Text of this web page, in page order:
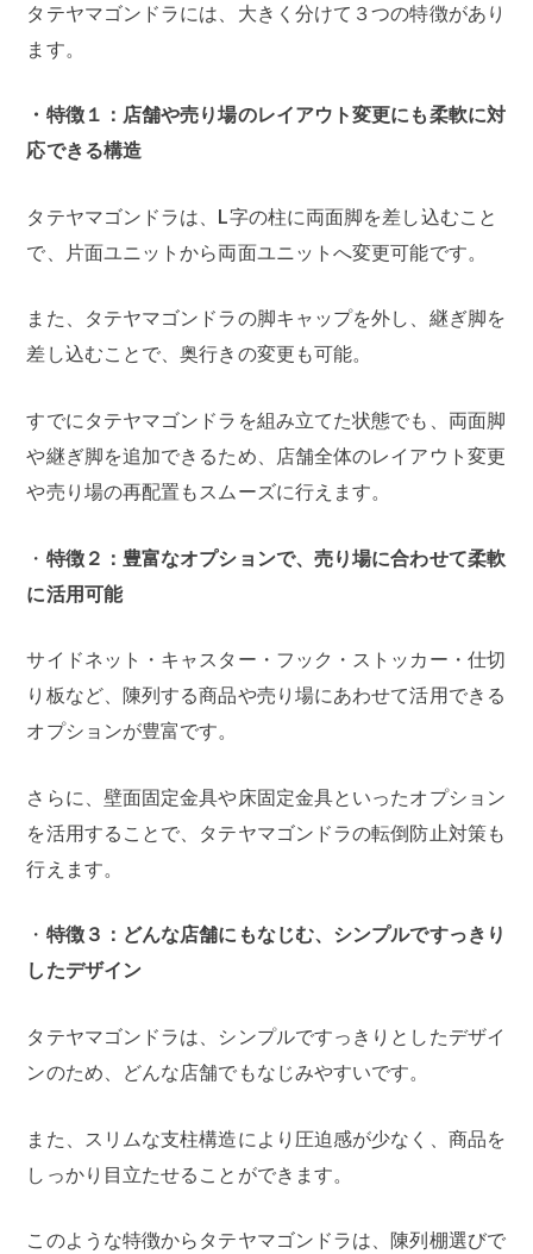
タテヤマゴンドラには、大きく分けて３つの特徴があり
ます。
・特徴１：店舗や売り場のレイアウト変更にも柔軟に対
応できる構造
タテヤマゴンドラは、L字の柱に両面脚を差し込むこと
で、片面ユニットから両面ユニットへ変更可能です。
また、タテヤマゴンドラの脚キャップを外し、継ぎ脚を
差し込むことで、奥行きの変更も可能。
すでにタテヤマゴンドラを組み立てた状態でも、両面脚
や継ぎ脚を追加できるため、店舗全体のレイアウト変更
や売り場の再配置もスムーズに行えます。
・ 特徴２：豊富なオプションで、売り場に合わせて柔軟
に活用可能
サイドネット・キャスター・フック・ストッカー・仕切
り板など、陳列する商品や売り場にあわせて活用できる
オプションが豊富です。
さらに、壁面固定金具や床固定金具といったオプション
を活用することで、タテヤマゴンドラの転倒防止対策も
行えます。
・ 特徴３：どんな店舗にもなじむ、シンプルですっきり
したデザイン
タテヤマゴンドラは、シンプルですっきりとしたデザイ
ンのため、どんな店舗でもなじみやすいです。
また、スリムな支柱構造により圧迫感が少なく、商品を
しっかり目立たせることができます。
このような特徴からタテヤマゴンドラは、陳列棚選びで